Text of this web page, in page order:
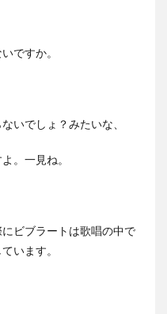
ですか。
いでしょ？みたいな、
。一見ね。
ビブラートは歌唱の中で
います。